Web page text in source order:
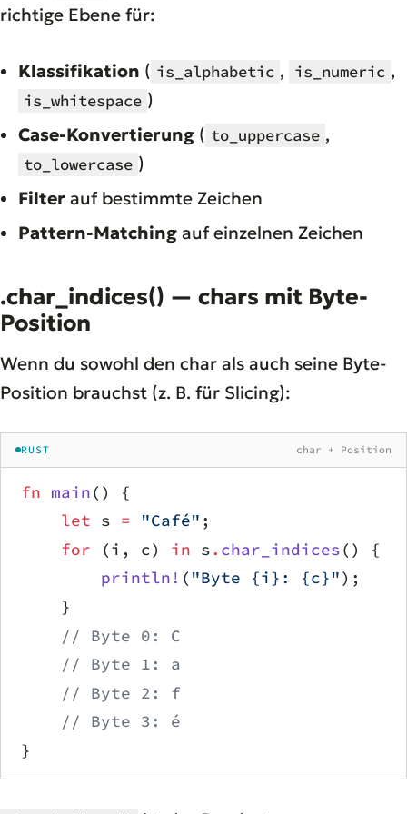
richtige Ebene für:
Klassifikation ( is_alphabetic , is_numeric ,
is_whitespace )
Case-Konvertierung ( to_uppercase ,
to_lowercase )
Filter auf bestimmte Zeichen
Pattern-Matching auf einzelnen Zeichen
.char_indices() — chars mit Byte-
Position
Wenn du sowohl den char als auch seine Byte-
Position brauchst (z. B. für Slicing):
RUST char + Position
fn main() {
    let
s = "Café" ;
    for
(i, c) in s. char_indices() {
        println!
( "Byte {i}: {c}");
    }
    // Byte 0: C
    // Byte 1: a
    // Byte 2: f
    // Byte 3: é
}